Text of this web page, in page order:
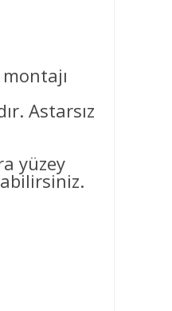
Astarsız
yüzey